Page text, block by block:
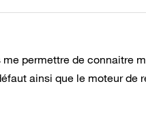
permettre de connaitre
ainsi que le moteur de